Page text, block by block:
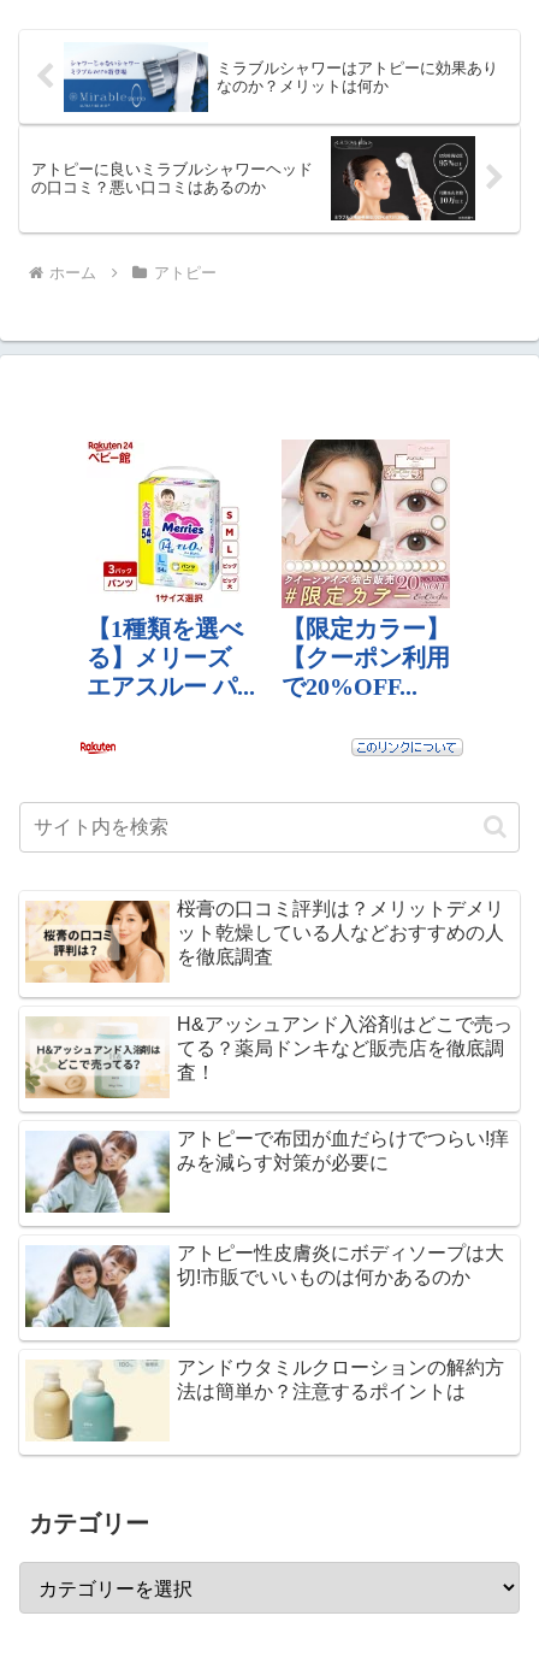
ミラブルシャワーはアトピーに効果あり
なのか？メリットは何か
アトピーに良いミラブルシャワーヘッド
の口コミ？悪い口コミはあるのか
ホーム アトピー
桜膏の口コミ評判は？メリットデメリ
ット乾燥している人などおすすめの人
を徹底調査
H&アッシュアンド入浴剤はどこで売っ
てる？薬局ドンキなど販売店を徹底調
査！
アトピーで布団が血だらけでつらい!痒
みを減らす対策が必要に
アトピー性皮膚炎にボディソープは大
切!市販でいいものは何かあるのか
アンドウタミルクローションの解約方
法は簡単か？注意するポイントは
カテゴリー